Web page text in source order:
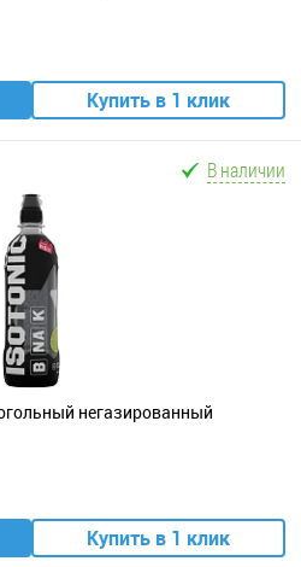
Купить в 1 клик
В наличии
негазированный
Купить в 1 клик